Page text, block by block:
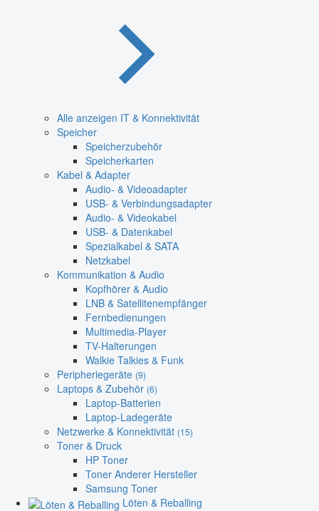
Alle anzeigen IT & Konnektivität
Speicher
Speicherzubehör
Speicherkarten
Kabel & Adapter
Audio- & Videoadapter
USB- & Verbindungsadapter
Audio- & Videokabel
USB- & Datenkabel
Spezialkabel & SATA
Netzkabel
Kommunikation & Audio
Kopfhörer & Audio
LNB & Satellitenempfänger
Fernbedienungen
Multimedia-Player
TV-Halterungen
Walkie Talkies & Funk
Peripheriegeräte (9)
Laptops & Zubehör (6)
Laptop-Batterien
Laptop-Ladegeräte
Netzwerke & Konnektivität (15)
Toner & Druck
HP Toner
Toner Anderer Hersteller
Samsung Toner
Löten & Reballing